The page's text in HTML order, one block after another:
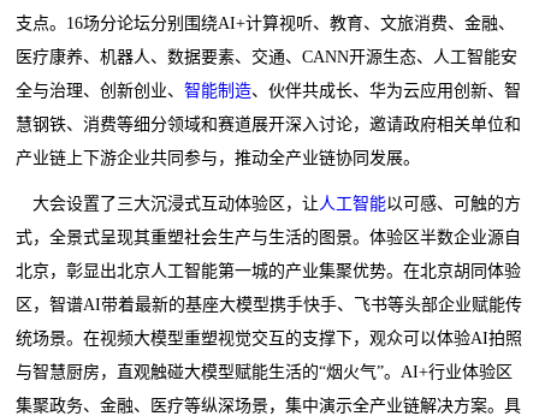
支点。16场分论坛分别围绕AI+计算视听、教育、文旅消费、金融、
医疗康养、机器人、数据要素、交通、CANN开源生态、人工智能安
全与治理、创新创业、智能制造、伙伴共成长、华为云应用创新、智
慧钢铁、消费等细分领域和赛道展开深入讨论，邀请政府相关单位和
产业链上下游企业共同参与，推动全产业链协同发展。
大会设置了三大沉浸式互动体验区，让 人工智能以可感、可触的方
式，全景式呈现其重塑社会生产与生活的图景。体验区半数企业源自
北京，彰显出北京人工智能第一城的产业集聚优势。在北京胡同体验
区，智谱AI带着最新的基座大模型携手快手、飞书等头部企业赋能传
统场景。在视频大模型重塑视觉交互的支撑下，观众可以体验AI拍照
与智慧厨房，直观触碰大模型赋能生活的“烟火气”。AI+行业体验区
集聚政务、金融、医疗等纵深场景，集中演示全产业链解决方案。具